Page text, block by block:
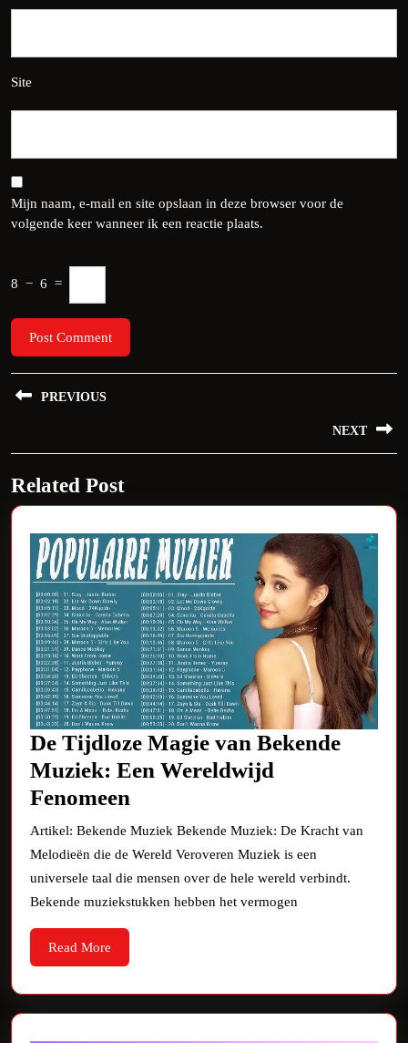
Site
Mijn naam, e-mail en site opslaan in deze browser voor de
volgende keer wanneer ik een reactie plaats.
8 − 6 =
Bericht
PREVIOUS
post:
NEXT
Next
post:
Related Post
De Tijdloze Magie van Bekende
Muziek: Een Wereldwijd
Fenomeen
Tijdloze
Magie
van
Bekende
Wereldwijd
Fenomeen
Artikel: Bekende Muziek Bekende Muziek: De Kracht van
Melodieën die de Wereld Veroveren Muziek is een
universele taal die mensen over de hele wereld verbindt.
Bekende muziekstukken hebben het vermogen
Read More
More